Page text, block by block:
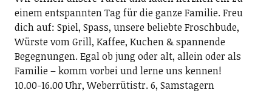
einem entspannten Tag für die ganze Familie. Freu
dich auf: Spiel, Spass, unsere beliebte Froschbude,
Würste vom Grill, Kaffee, Kuchen & spannende
Begegnungen. Egal ob jung oder alt, allein oder als
Familie – komm vorbei und lerne uns kennen!
10.00-16.00 Uhr, Weberrütistr. 6, Samstagern